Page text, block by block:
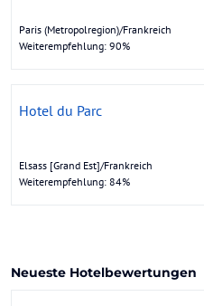
Paris (Metropolregion)/Frankreich
Weiterempfehlung: 90%
Hotel du Parc
Elsass [Grand Est]/Frankreich
Weiterempfehlung: 84%
Neueste Hotelbewertungen